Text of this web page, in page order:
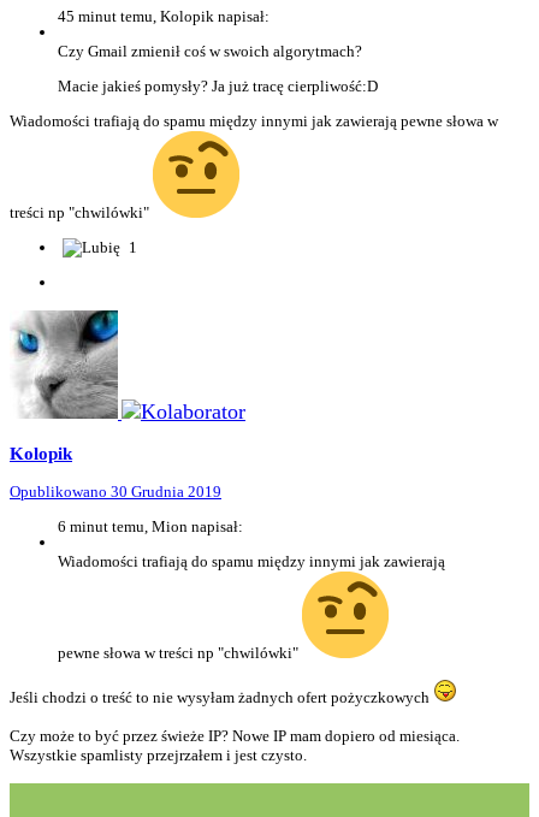
45 minut temu, Kolopik napisał:
Czy Gmail zmienił coś w swoich algorytmach?
Macie jakieś pomysły? Ja już tracę cierpliwość:D
Wiadomości trafiają do spamu między innymi jak zawierają pewne słowa w
treści np "chwilówki"
1
Kolopik
Opublikowano 30 Grudnia 2019
6 minut temu, Mion napisał:
Wiadomości trafiają do spamu między innymi jak zawierają
pewne słowa w treści np "chwilówki"
Jeśli chodzi o treść to nie wysyłam żadnych ofert pożyczkowych
Czy może to być przez świeże IP? Nowe IP mam dopiero od miesiąca.
Wszystkie spamlisty przejrzałem i jest czysto.